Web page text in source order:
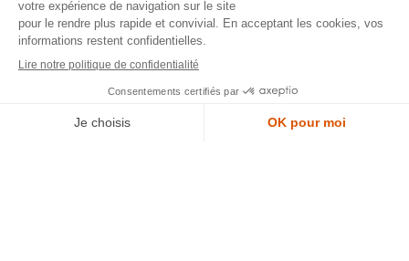
388 Av. Charles de Gaulle, 69200 Vénissieux
© 2007-2025 Silverstone Motor